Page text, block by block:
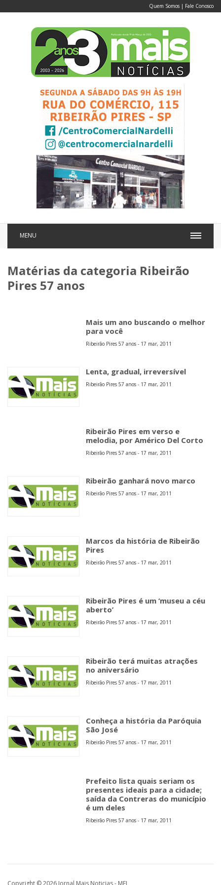
Quem Somos | Fale Conosco
MENU
Matérias da categoria Ribeirão
Pires 57 anos
Mais um ano buscando o melhor
para você
Ribeirão Pires 57 anos - 17 mar, 2011
Lenta, gradual, irreversível
Ribeirão Pires 57 anos - 17 mar, 2011
Ribeirão Pires em verso e
melodia, por Américo Del Corto
Ribeirão Pires 57 anos - 17 mar, 2011
Ribeirão ganhará novo marco
Ribeirão Pires 57 anos - 17 mar, 2011
Marcos da história de Ribeirão
Pires
Ribeirão Pires 57 anos - 17 mar, 2011
Ribeirão Pires é um ‘museu a céu
aberto’
Ribeirão Pires 57 anos - 17 mar, 2011
Ribeirão terá muitas atrações
no aniversário
Ribeirão Pires 57 anos - 17 mar, 2011
Conheça a história da Paróquia
São José
Ribeirão Pires 57 anos - 17 mar, 2011
Prefeito lista quais seriam os
presentes ideais para a cidade;
saída da Contreras do município
é um deles
Ribeirão Pires 57 anos - 17 mar, 2011
Copyright © 2026 Jornal Mais Noticias - MEI